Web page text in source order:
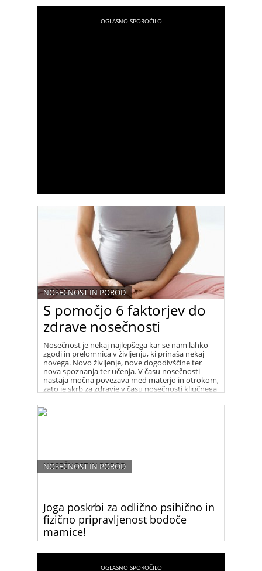
S pomočjo 6 faktorjev do
zdrave nosečnosti
NOSEČNOST IN POROD
Nosečnost je nekaj najlepšega kar se nam lahko
zgodi in prelomnica v življenju, ki prinaša nekaj
novega. Novo življenje, nove dogodivščine ter
nova spoznanja ter učenja. V času nosečnosti
nastaja močna povezava med materjo in otrokom,
zato je skrb za zdravje v času nosečnosti ključnega
Joga poskrbi za odlično psihično in
fizično pripravljenost bodoče
mamice!
NOSEČNOST IN POROD
ravnovesje v telesu. Praksa joge izredno dobro